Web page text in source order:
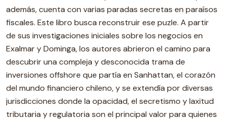
además, cuenta con varias paradas secretas en paraísos
fiscales. Este libro busca reconstruir ese puzle. A partir
de sus investigaciones iniciales sobre los negocios en
Exalmar y Dominga, los autores abrieron el camino para
descubrir una compleja y desconocida trama de
inversiones offshore que partía en Sanhattan, el corazón
del mundo financiero chileno, y se extendía por diversas
jurisdicciones donde la opacidad, el secretismo y laxitud
tributaria y regulatoria son el principal valor para quienes